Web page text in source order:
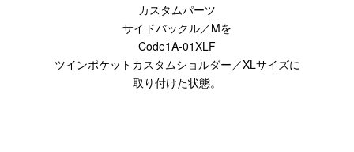
Other
Case
予備バッテリー／電源ケース
カスタムパーツ
サイドバックル／Mを
Code1A-01XLF
ツインポケットカスタムショルダー／XLサイズに
取り付けた状態。